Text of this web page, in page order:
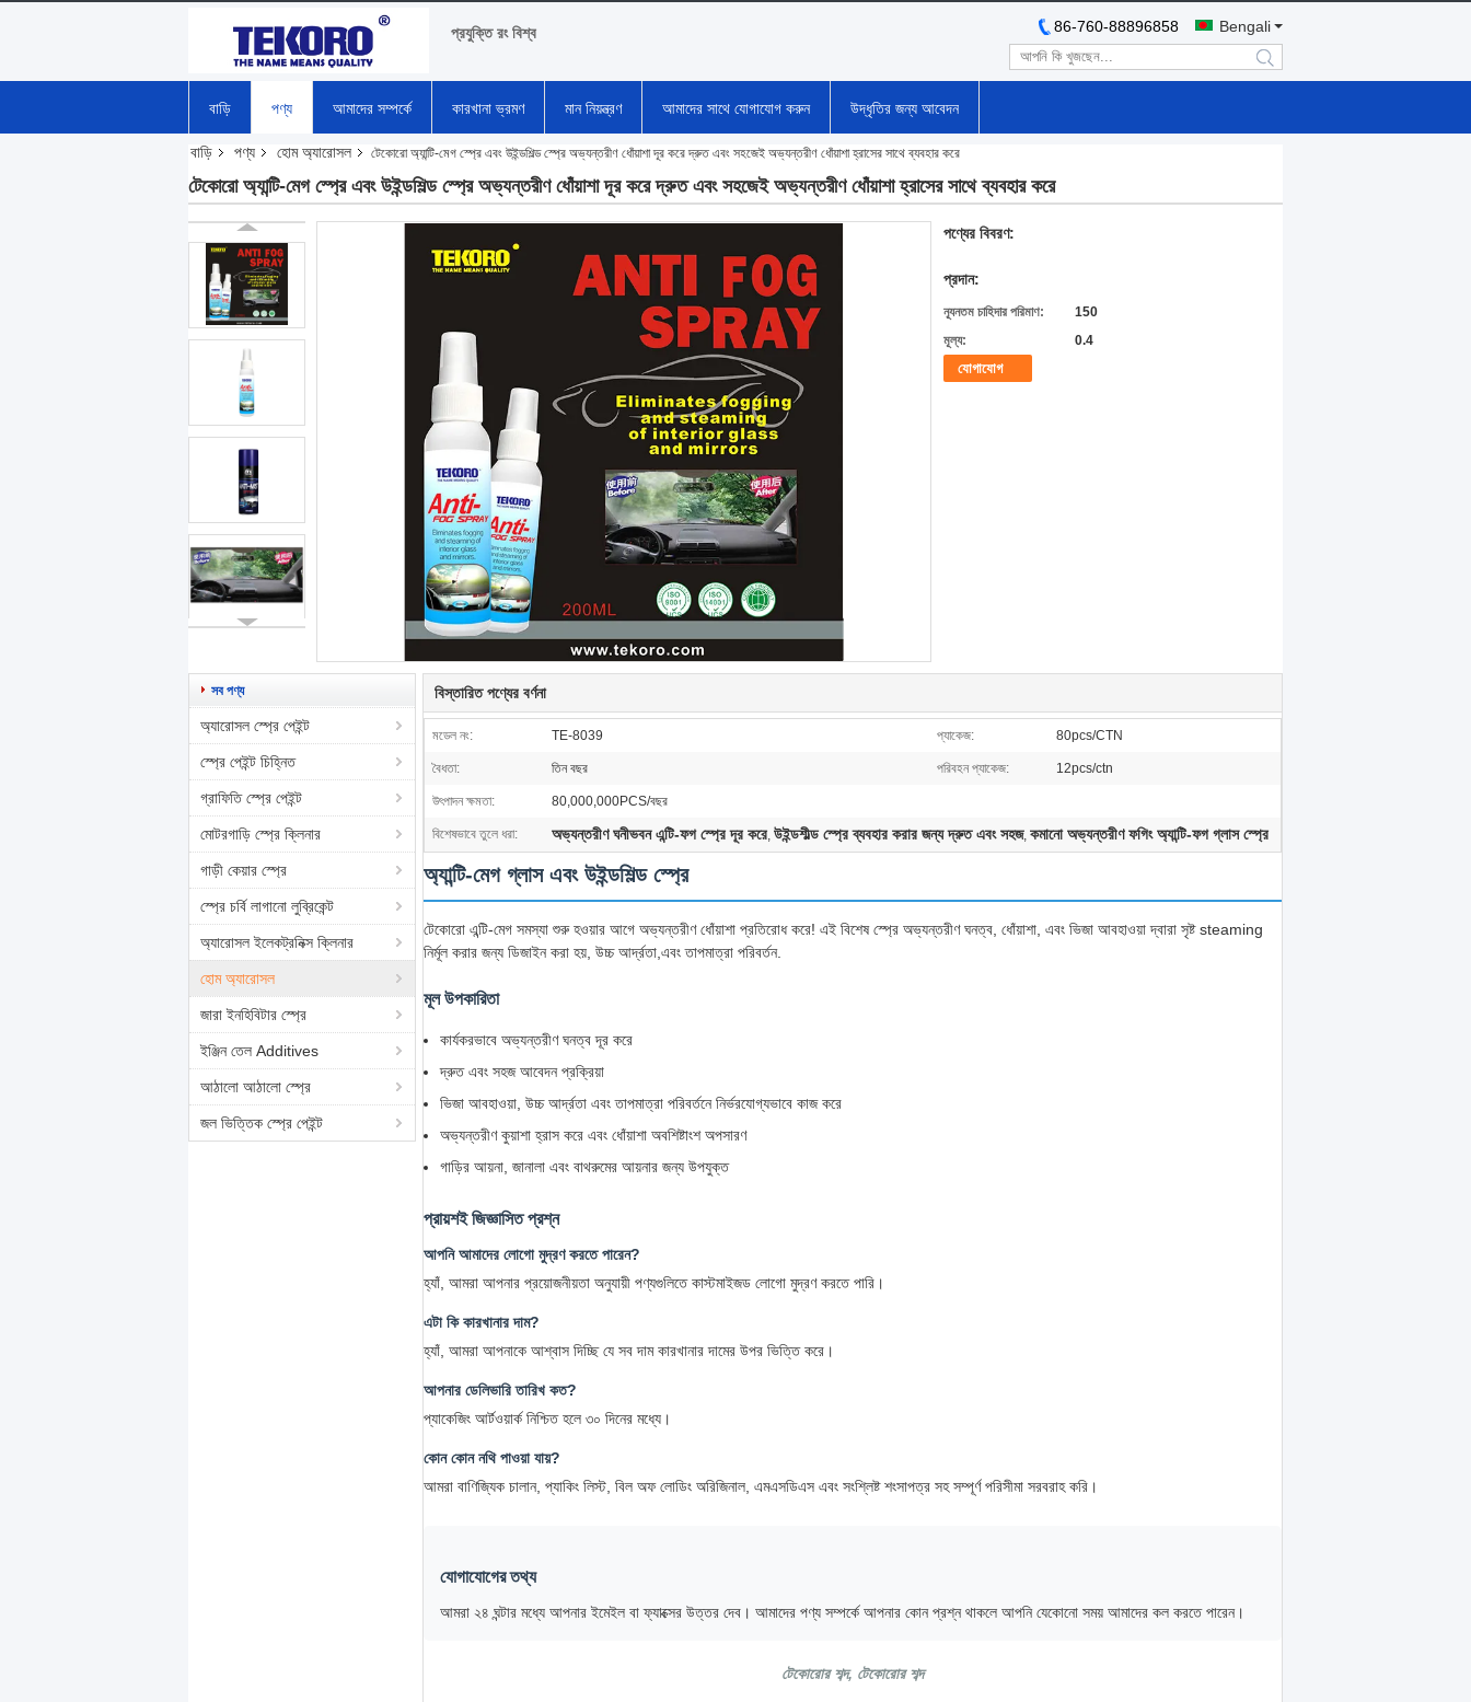
প্রযুক্তি রং বিশ্ব Bengali
86-760-88896858
search
বাড়ি পণ্য আমাদের সম্পর্কে কারখানা ভ্রমণ মান নিয়ন্ত্রণ আমাদের সাথে যোগাযোগ করুন উদ্ধৃতির জন্য আবেদন
বাড়ি পণ্য হোম অ্যারোসল টেকোরো অ্যান্টি-মেগ স্প্রে এবং উইন্ডশিল্ড স্প্রে অভ্যন্তরীণ ধোঁয়াশা দূর করে দ্রুত এবং সহজেই অভ্যন্তরীণ ধোঁয়াশা হ্রাসের সাথে ব্যবহার করে
টেকোরো অ্যান্টি-মেগ স্প্রে এবং উইন্ডশিল্ড স্প্রে অভ্যন্তরীণ ধোঁয়াশা দূর করে দ্রুত এবং সহজেই অভ্যন্তরীণ ধোঁয়াশা হ্রাসের সাথে ব্যবহার করে
পণ্যের বিবরণ:
প্রদান:
ন্যূনতম চাহিদার পরিমাণ:
150
মূল্য:
0.4
যোগাযোগ
সব পণ্য
অ্যারোসল স্প্রে পেইন্ট
স্প্রে পেইন্ট চিহ্নিত
গ্রাফিতি স্প্রে পেইন্ট
মোটরগাড়ি স্প্রে ক্লিনার
গাড়ী কেয়ার স্প্রে
স্প্রে চর্বি লাগানো লুব্রিকেন্ট
অ্যারোসল ইলেকট্রনিক্স ক্লিনার
হোম অ্যারোসল
জারা ইনহিবিটার স্প্রে
ইঞ্জিন তেল Additives
আঠালো আঠালো স্প্রে
জল ভিত্তিক স্প্রে পেইন্ট
বিস্তারিত পণ্যের বর্ণনা
মডেল নং: TE-8039 প্যাকেজ: 80pcs/CTN
বৈধতা: তিন বছর পরিবহন প্যাকেজ: 12pcs/ctn
উৎপাদন ক্ষমতা: 80,000,000PCS/বছর
বিশেষভাবে তুলে ধরা: অভ্যন্তরীণ ঘনীভবন এন্টি-ফগ স্প্রে দূর করে, উইন্ডশীল্ড স্প্রে ব্যবহার করার জন্য দ্রুত এবং সহজ, কমানো অভ্যন্তরীণ ফগিং অ্যান্টি-ফগ গ্লাস স্প্রে
অ্যান্টি-মেগ গ্লাস এবং উইন্ডশিল্ড স্প্রে
টেকোরো এন্টি-মেগ সমস্যা শুরু হওয়ার আগে অভ্যন্তরীণ ধোঁয়াশা প্রতিরোধ করে! এই বিশেষ স্প্রে অভ্যন্তরীণ ঘনত্ব, ধোঁয়াশা, এবং ভিজা আবহাওয়া দ্বারা সৃষ্ট steaming
নির্মূল করার জন্য ডিজাইন করা হয়, উচ্চ আর্দ্রতা,এবং তাপমাত্রা পরিবর্তন.
মূল উপকারিতা
কার্যকরভাবে অভ্যন্তরীণ ঘনত্ব দূর করে
দ্রুত এবং সহজ আবেদন প্রক্রিয়া
ভিজা আবহাওয়া, উচ্চ আর্দ্রতা এবং তাপমাত্রা পরিবর্তনে নির্ভরযোগ্যভাবে কাজ করে
অভ্যন্তরীণ কুয়াশা হ্রাস করে এবং ধোঁয়াশা অবশিষ্টাংশ অপসারণ
গাড়ির আয়না, জানালা এবং বাথরুমের আয়নার জন্য উপযুক্ত
প্রায়শই জিজ্ঞাসিত প্রশ্ন
আপনি আমাদের লোগো মুদ্রণ করতে পারেন?
হ্যাঁ, আমরা আপনার প্রয়োজনীয়তা অনুযায়ী পণ্যগুলিতে কাস্টমাইজড লোগো মুদ্রণ করতে পারি।
এটা কি কারখানার দাম?
হ্যাঁ, আমরা আপনাকে আশ্বাস দিচ্ছি যে সব দাম কারখানার দামের উপর ভিত্তি করে।
আপনার ডেলিভারি তারিখ কত?
প্যাকেজিং আর্টওয়ার্ক নিশ্চিত হলে ৩০ দিনের মধ্যে।
কোন কোন নথি পাওয়া যায়?
আমরা বাণিজ্যিক চালান, প্যাকিং লিস্ট, বিল অফ লোডিং অরিজিনাল, এমএসডিএস এবং সংশ্লিষ্ট শংসাপত্র সহ সম্পূর্ণ পরিসীমা সরবরাহ করি।
যোগাযোগের তথ্য
আমরা ২৪ ঘন্টার মধ্যে আপনার ইমেইল বা ফ্যাক্সের উত্তর দেব। আমাদের পণ্য সম্পর্কে আপনার কোন প্রশ্ন থাকলে আপনি যেকোনো সময় আমাদের কল করতে পারেন।
টেকোরোর শব্দ, টেকোরোর শব্দ